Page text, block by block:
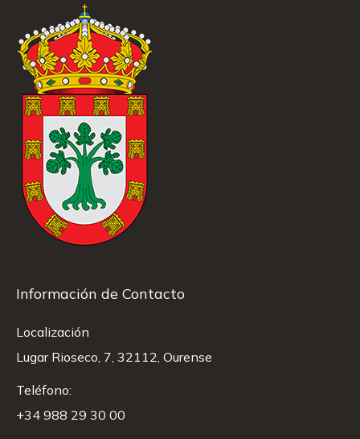
Información de Contacto
Localización
Lugar Rioseco, 7, 32112, Ourense
Teléfono:
+34 988 29 30 00